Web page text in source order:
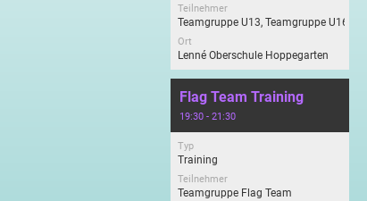
Teilnehmer
Teamgruppe U13, Teamgruppe U16
Ort
Lenné Oberschule Hoppegarten
Flag Team Training
19:30 - 21:30
Typ
Training
Teilnehmer
Teamgruppe Flag Team